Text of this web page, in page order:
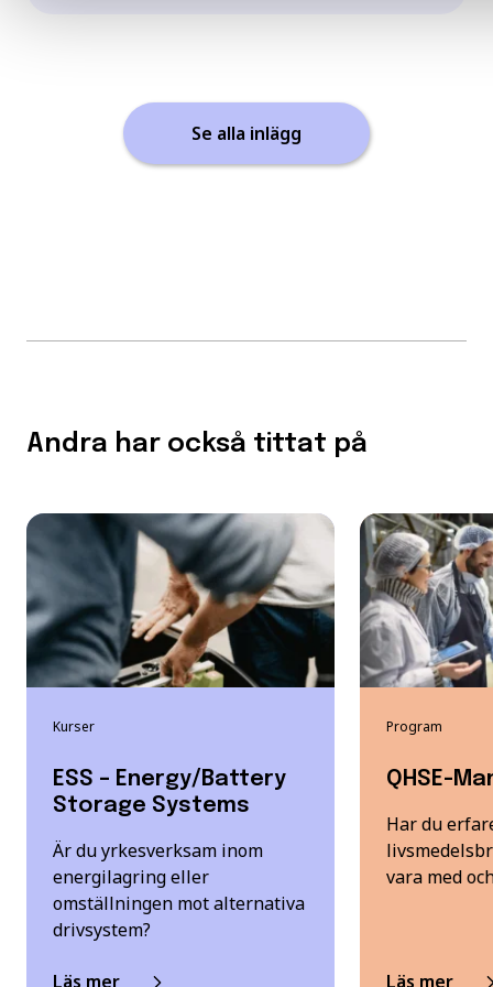
Se alla inlägg
Andra har också tittat på
Kurser
ESS – Energy/Battery
Storage Systems
Är du yrkesverksam inom
energilagring eller
omställningen mot alternativa
drivsystem?
Läs mer
Program
QHSE-
Har du
vara med
Läs mer